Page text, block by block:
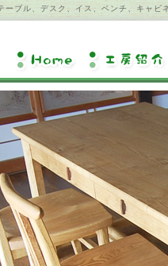
ーブル、デスク、イス、ベンチ、キャビ